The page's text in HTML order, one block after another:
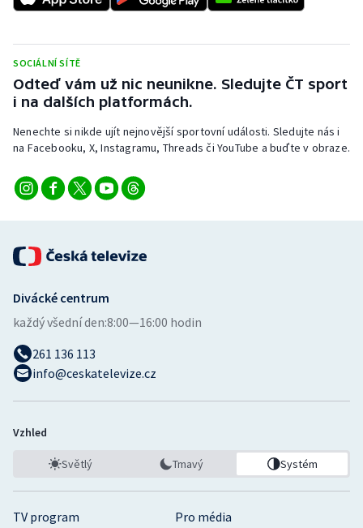
Sportovní střelba
Stolní tenis
Triatlon
Veslování
Volejbal
Ostatní
SOCIÁLNÍ SÍTĚ
Odteď vám už nic neunikne. Sledujte ČT sport
i na dalších platformách.
Nenechte si nikde ujít nejnovější sportovní události. Sledujte nás i
na Facebooku, X, Instagramu, Threads či YouTube a buďte v obraze.
TV program
Pro média
Divácké centrum
každý všední den:8:00—16:00 hodin
261 136 113
info@ceskatelevize.cz
Vzhled
Světlý Tmavý Systém